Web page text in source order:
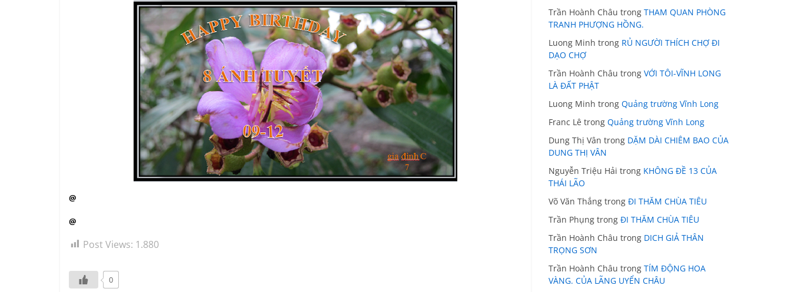
@
@
Post Views: 1.880
0
Trần Hoành Châu trong THAM QUAN PHÒNG
TRANH PHƯỢNG HỒNG.
Luong Minh trong RỦ NGƯỜI THÍCH CHỢ ĐI
DẠO CHỢ
Trần Hoành Châu trong VỚI TÔI-VĨNH LONG
LÀ ĐẤT PHẬT
Luong Minh trong Quảng trường Vĩnh Long
Franc Lê trong Quảng trường Vĩnh Long
Dung Thị Vân trong DẶM DÀI CHIÊM BAO CỦA
DUNG THỊ VÂN
Nguyễn Triệu Hải trong KHÔNG ĐỀ 13 CỦA
THÁI LÃO
Võ Văn Thắng trong ĐI THĂM CHÙA TIÊU
Trần Phụng trong ĐI THĂM CHÙA TIÊU
Trần Hoành Châu trong DICH GIẢ THÂN
TRỌNG SƠN
Trần Hoành Châu trong TÍM ĐỘNG HOA
VÀNG. CỦA LÃNG UYỂN CHÂU